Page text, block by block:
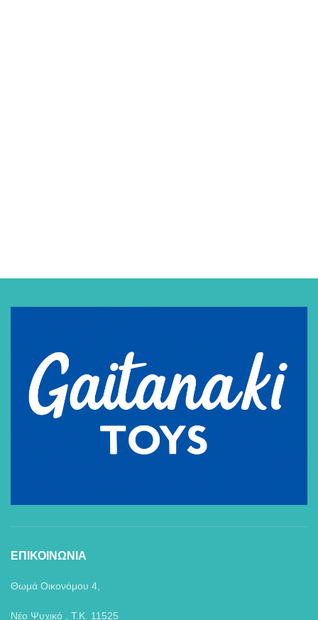
ΕΠΙΚΟΙΝΩΝΙΑ
Θωμά Οικονόμου 4,
Νέο Ψυχικό , Τ.Κ. 11525